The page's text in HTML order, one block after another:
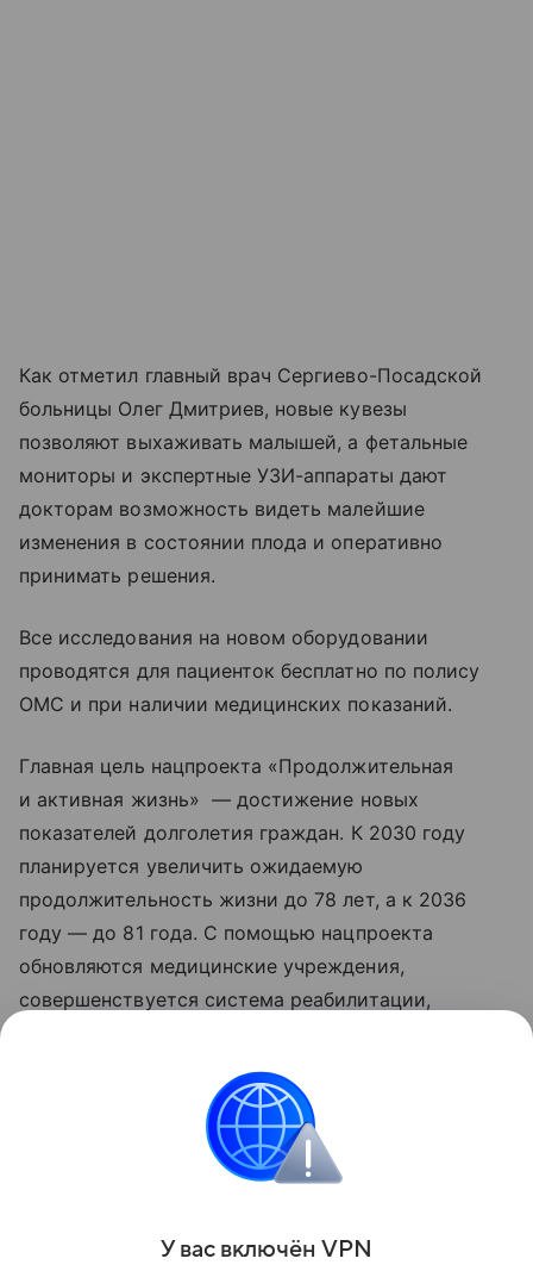
Как отметил главный врач Сергиево-Посадской
больницы Олег Дмитриев, новые кувезы
позволяют выхаживать малышей, а фетальные
мониторы и экспертные УЗИ-аппараты дают
докторам возможность видеть малейшие
изменения в состоянии плода и оперативно
принимать решения.
Все исследования на новом оборудовании
проводятся для пациенток бесплатно по полису
ОМС и при наличии медицинских показаний.
Главная цель нацпроекта «Продолжительная
и активная жизнь» — достижение новых
показателей долголетия граждан. К 2030 году
планируется увеличить ожидаемую
продолжительность жизни до 78 лет, а к 2036
году — до 81 года. С помощью нацпроекта
обновляются медицинские учреждения,
совершенствуется система реабилитации,
исследовательских центров, идет работа
по цифровизации здравоохранения. Обновленные
нацпроекты реализуются по решению
Президента РФ Владимира Путина с 2025 года.
Поделиться
У вас включён VPN